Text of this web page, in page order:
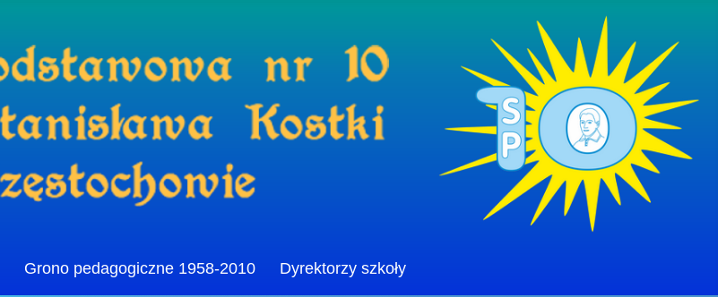
Grono pedagogiczne 1958-2010 Dyrektorzy szkoły